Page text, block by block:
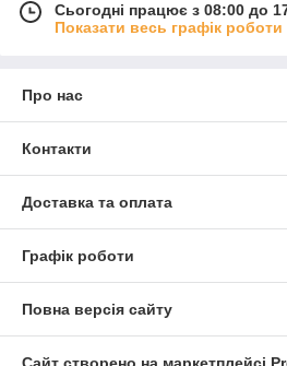
Сьогодні працює з 08:00 до
Показати весь графік роботи
Про нас
Контакти
Доставка та оплата
Графік роботи
Повна версія сайту